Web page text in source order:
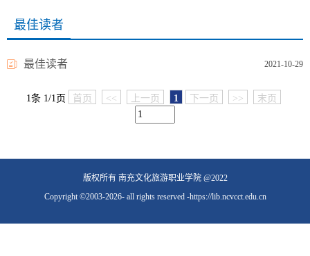
最佳读者
2021-10-29
最佳读者
1条 1/1页 首页 << 上一页 1 下一页 >> 末页
版权所有 南充文化旅游职业学院 @2022
Copyright ©2003-2026- all rights reserved -https://lib.ncvcct.edu.cn